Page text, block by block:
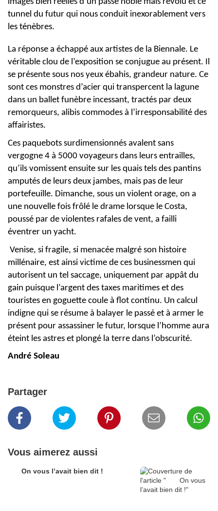
tunnel du futur qui nous conduit inexorablement vers
les ténèbres.
La réponse a échappé aux artistes de la Biennale. Le
véritable clou de l’exposition se conjugue au présent. Il
se présente sous nos yeux ébahis, grandeur nature. Ce
sont ces monstres d’acier qui transpercent la lagune
dans un ballet funèbre incessant, tractés par deux
remorqueurs, alibis commodes à l’irresponsabilité des
affairistes.
Ces paquebots surdimensionnés avalent sans
vergogne 4 à 5000 voyageurs dans leurs entrailles,
qu’ils vomissent ensuite sur les quais tels des pantins
amputés de leurs deux jambes, mais pas de leur
portefeuille. Dimanche, sous un violent orage, on a
une nouvelle fois frôlé le drame lorsque le Costa,
poussé par de violentes rafales de vent, a failli
éventrer un yacht.
Venise, si fragile, si menacée malgré son histoire
millénaire, est ainsi victime de ces businessmen qui
autorisent un tel saccage, uniquement par appât du
gain puisque l’argent des taxes maritimes et des
touristes en goguette coule à flot continu. Un calcul
indigne qui se résume à balayer le passé et à armer le
présent pour assassiner le futur, lorsque l’homme aura
éteint les astres et plongé la terre dans l’obscurité.
André Soleau
Partager
Vous aimerez aussi
On vous l’avait bien dit !